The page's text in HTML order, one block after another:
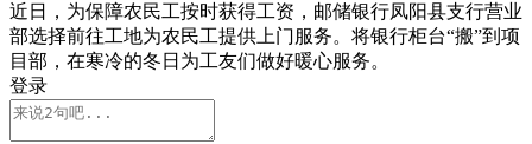
近日，为保障农民工按时获得工资，邮储银行凤阳县支行营业
部选择前往工地为农民工提供上门服务。将银行柜台“搬”到项
目部，在寒冷的冬日为工友们做好暖心服务。
登录